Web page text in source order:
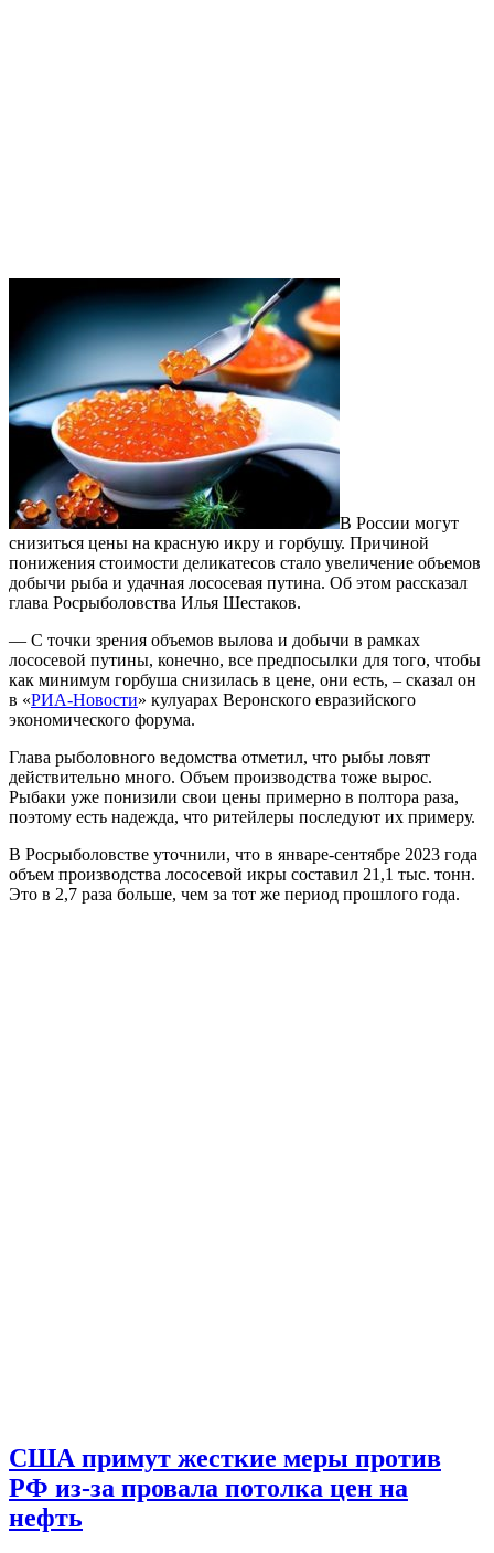
В России могут
снизиться цены на красную икру и горбушу. Причиной
понижения стоимости деликатесов стало увеличение объемов
добычи рыба и удачная лососевая путина. Об этом рассказал
глава Росрыболовства Илья Шестаков.
— С точки зрения объемов вылова и добычи в рамках
лососевой путины, конечно, все предпосылки для того, чтобы
как минимум горбуша снизилась в цене, они есть, – сказал он
в «РИА-Новости» кулуарах Веронского евразийского
экономического форума.
Глава рыболовного ведомства отметил, что рыбы ловят
действительно много. Объем производства тоже вырос.
Рыбаки уже понизили свои цены примерно в полтора раза,
поэтому есть надежда, что ритейлеры последуют их примеру.
В Росрыболовстве уточнили, что в январе-сентябре 2023 года
объем производства лососевой икры составил 21,1 тыс. тонн.
Это в 2,7 раза больше, чем за тот же период прошлого года.
США примут жесткие меры против
РФ из-за провала потолка цен на
нефть